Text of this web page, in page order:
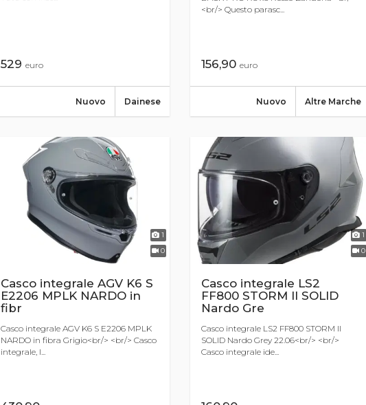
529 euro
Dainese
Nuovo
<br/> Questo parasc...
156,90 euro
Altre Marche
Nuovo
1
0
Casco integrale AGV K6 S
E2206 MPLK NARDO in
fibr
Casco integrale AGV K6 S E2206 MPLK
NARDO in fibra Grigio<br/> <br/> Casco
integrale, l...
1
0
Casco integrale LS2
FF800 STORM II SOLID
Nardo Gre
Casco integrale LS2 FF800 STORM II
SOLID Nardo Grey 22.06<br/> <br/>
Casco integrale ide...